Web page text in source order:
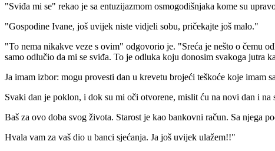
"Sviđa mi se" rekao je sa entuzijazmom osmogodišnjaka kome su
"Gospodine Ivane, još uvijek niste vidjeli sobu, pričekajte još malo."
"To nema nikakve veze s ovim" odgovorio je. "Sreća je nešto o čemu
samo odlučio da mi se sviđa. To je odluka koju donosim svakoga jutra
Ja imam izbor: mogu provesti dan u krevetu brojeći teškoće koje
Svaki dan je poklon, i dok su mi oči otvorene, mislit ću na novi dan i na
Baš za ovo doba svog života. Starost je kao bankovni račun. Sa njega
Hvala vam za vaš dio u banci sjećanja. Ja još uvijek ulažem!!"